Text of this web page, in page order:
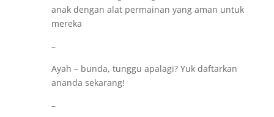
anak dengan alat permainan yang aman untuk
mereka
–
Ayah – bunda, tunggu apalagi? Yuk daftarkan
ananda sekarang!
–